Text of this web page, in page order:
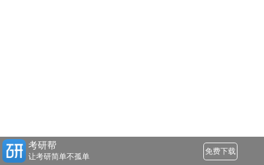
考研帮
让考研简单不孤单
免费下载